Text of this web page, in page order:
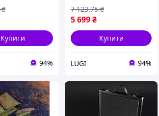
₴
Купити
94%
5 699₴
7 123.75 ₴
Купити
LUGI 94%